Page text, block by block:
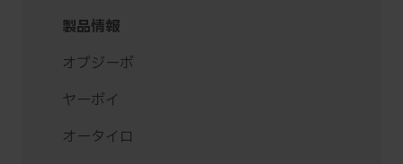
製品情報
オプジーボ
ヤーボイ
オータイロ